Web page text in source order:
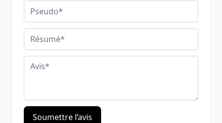
Pseudo
Résumé
Avis
Soumettre l’avis